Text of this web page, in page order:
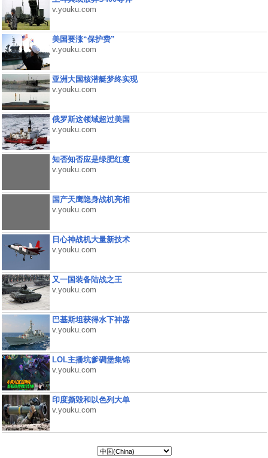
v.youku.com
美国要涨“保护费”
v.youku.com
亚洲大国核潜艇梦终实现
v.youku.com
俄罗斯这领域超过美国
v.youku.com
知否知否应是绿肥红瘦
v.youku.com
国产天鹰隐身战机亮相
v.youku.com
日心神战机大量新技术
v.youku.com
又一国装备陆战之王
v.youku.com
巴基斯坦获得水下神器
v.youku.com
LOL主播坑爹碉堡集锦
v.youku.com
印度撕毁和以色列大单
v.youku.com